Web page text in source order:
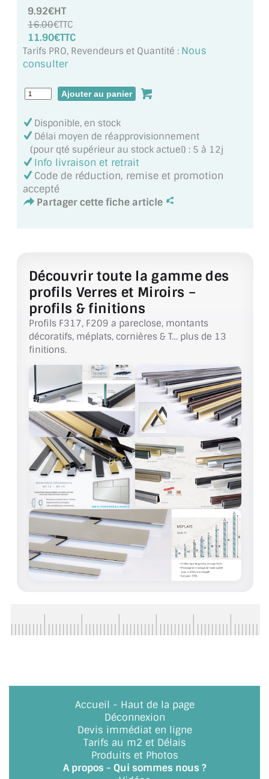
MIROIR PAROI DE DOUCHE
MIROIR POUR SALLE DE SPORT
MIROIR POUR SALLE DE DANSE
MIROIR ENCADRÉ
VERRE SUR MESURE
VERRE EXTRACLAIR
VERRE TREMPÉ (SÉCURIT)
VERRE ANTI-REFLET
VERRE LAQUÉ/CRÉDENCE
VERRE FEUILLETÉ/TREMPÉ
DALLE DE SOL EN VERRE
PORTE EN VERRE
GARDE CORPS EN VERRE
VERRIÈRE TYPE ATELIER
VERRES TEXTURÉS
PLEXIGLAS PMMA
DOUBLE VITRAGE
ACCESSOIRES & QUINCAILLERIE
CATALOGUE DE PROFILS ET FIXATION DU
VERRE
LES PROFILS PAROI DE VERRE
PLATS ET CORNIÈRES
LES CHARNIÈRES DE PORTE EN VERRE
BOUTONS ET POIGNÉES
9.92€HT
16.00€TTC
11.90€TTC
Tarifs PRO, Revendeurs et Quantité : Nous
consulter
Disponible, en stock
Délai moyen de réapprovisionnement
(pour qté supérieur au stock actuel) : 5 à 12j
Info livraison et retrait
Code de réduction, remise et promotion
accepté
Partager cette fiche article
Découvrir toute la gamme des
profils Verres et Miroirs –
profils & finitions
Profils F317, F209 a pareclose, montants
décoratifs, méplats, cornières & T… plus de 13
finitions.
Accueil - Haut de la page
Déconnexion
Devis immédiat en ligne
Tarifs au m2 et Délais
Produits et Photos
A propos - Qui sommes nous ?